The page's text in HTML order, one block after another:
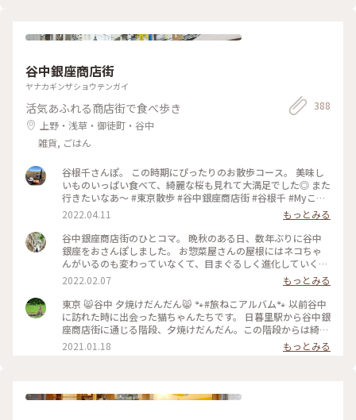
#milkのミルキーな毎日
谷中銀座商店街
ヤナカギンザショウテンガイ
活気あふれる商店街で食べ歩き
上野・浅草・御徒町・谷中
雑貨, ごはん
388
谷根千さんぽ。 この時期にぴったりのお散歩コース。 美味し
いものいっぱい食べて、綺麗な桜も見れて大満足でした◎ また
行きたいなあ〜 #東京散歩 #谷中銀座商店街 #谷根千 #Myこと
りっぷ #春風さんぽ
2022.04.11
もっとみる
谷中銀座商店街のひとコマ。 晩秋のある日、数年ぶりに谷中
銀座をおさんぽしました。 お惣菜屋さんの屋根にはネコちゃ
んがいるのも変わっていなくて、目まぐるしく進化していく東
京の中でもこうやって変わらずにあり続ける街の姿になんだか
ほっとしました。 この日はホンモノのネコちゃんには出くわ
しませんでしたが、やっぱり谷中とネコは切っても切れない関
係です。 ネコちゃんグッズのお店などもあります。 (私が心底
惹かれたのはたくさん並べられたカゴの数々。) 商店街の明る
い雰囲気に活力をもらいました。 ・ ちょうどコロナが落ち着
いていた頃のおさんぽ。 お休みの日で人出も多く、とても賑
2022.02.07
もっとみる
東京 😸谷中 夕焼けだんだん😸 🐾#旅ねこアルバム🐾 以前谷中
に訪れた時に出会った猫ちゃんたちです。 日暮里駅から谷中銀
座商店街に通じる階段、夕焼けだんだん。この階段からは綺麗
な夕焼けが見えるそうです。 谷中に行くと沢山の猫に出会いま
すが、私が訪れた時は夕焼けだんだんで沢山の猫たちがお昼寝
∇￣*) 古くてすみません🙏💦💦 #ことりっぷ東京 #谷中銀座商
2021.01.18 もっとみる